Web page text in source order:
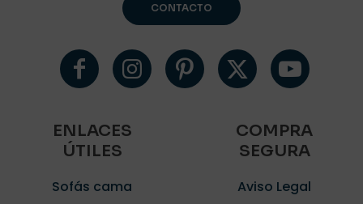
CONTACTO
ENLACES
ÚTILES
Sofás cama
COMPRA
SEGURA
Aviso Legal